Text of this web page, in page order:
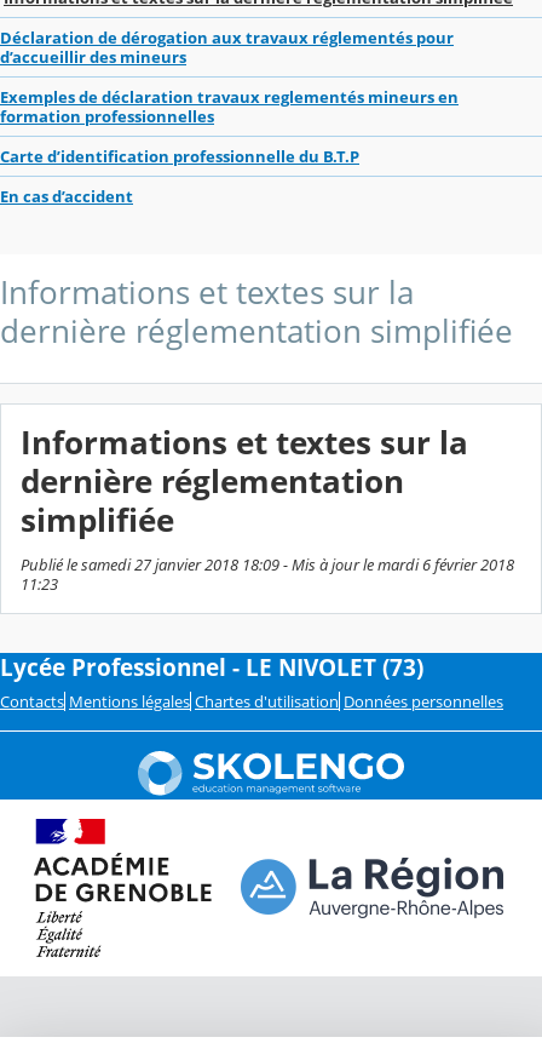
Déclaration de dérogation aux travaux réglementés pour
d’accueillir des mineurs
Exemples de déclaration travaux reglementés mineurs en
formation professionnelles
Carte d’identification professionnelle du B.T.P
En cas d’accident
Informations et textes sur la
dernière réglementation simplifiée
Informations et textes sur la
dernière réglementation
simplifiée
Publié le samedi 27 janvier 2018 18:09 - Mis à jour le mardi 6 février 2018
11:23
Lycée Professionnel - LE NIVOLET (73)
Contacts Mentions légales Chartes d'utilisation Données personnelles